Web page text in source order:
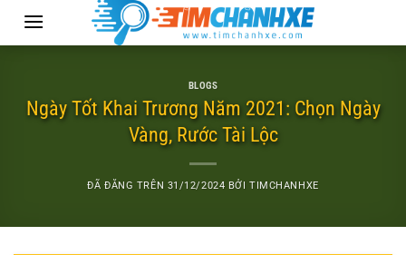
BLOGS
Ngày Tốt Khai Trương Năm 2021: Chọn Ngày
Vàng, Rước Tài Lộc
ĐÃ ĐĂNG TRÊN 31/12/2024 BỞITIMCHANHXE